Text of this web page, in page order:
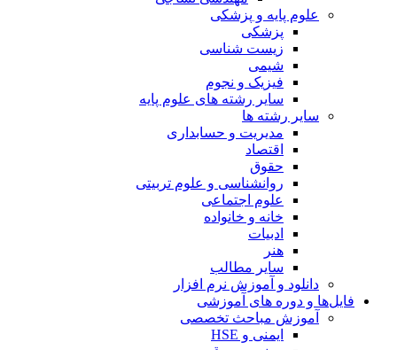
علوم پایه و پزشکی
پزشکی
زیست شناسی
شیمی
فیزیک و نجوم
سایر رشته های علوم پایه
سایر رشته ها
مدیریت و حسابداری
اقتصاد
حقوق
روانشناسی و علوم تربیتی
علوم اجتماعی
خانه و خانواده
ادبیات
هنر
سایر مطالب
دانلود و آموزش نرم افزار
فایل‌ها و دوره های آموزشی
آموزش مباحث تخصصی
ایمنی و HSE